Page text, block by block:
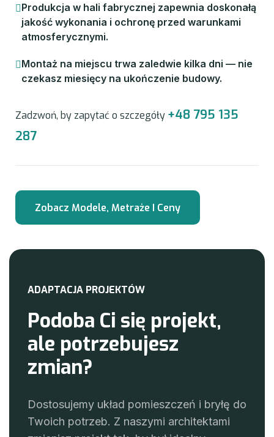
Produkcja w hali fabrycznej zapewnia doskonałą
jakość wykonania i ochronę przed warunkami
atmosferycznymi.
Montaż na miejscu trwa zaledwie kilka dni — nie
czekasz miesięcy na ukończenie budowy.
Zadzwoń, by zapytać o szczegóły +48 795 135
287
ADAPTACJA PROJEKTÓW
Podoba Ci się projekt,
ale potrzebujesz
zmian?
Dostosujemy układ pomieszczeń i bryłę do
Twoich potrzeb. Z naszymi architektami